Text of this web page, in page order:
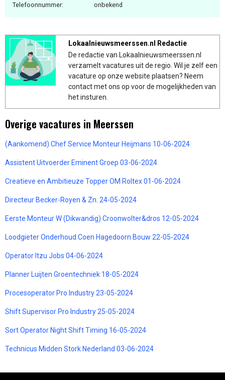
Telefoonnummer: onbekend
Lokaalnieuwsmeerssen.nl Redactie
De redactie van Lokaalnieuwsmeerssen.nl
verzamelt vacatures uit de regio. Wil je zelf een
vacature op onze website plaatsen? Neem
contact met ons op voor de mogelijkheden van
het insturen.
Overige vacatures in Meerssen
(Aankomend) Chef Service Monteur Heijmans 10-06-2024
Assistent Uitvoerder Eminent Groep 03-06-2024
Creatieve en Ambitieuze Topper OM Roltex 01-06-2024
Directeur Becker-Royen & Zn. 24-05-2024
Eerste Monteur W (Dikwandig) Croonwolter&dros 12-05-2024
Loodgieter Onderhoud Coen Hagedoorn Bouw 22-05-2024
Operator Itzu Jobs 04-06-2024
Planner Luijten Groentechniek 18-05-2024
Procesoperator Pro Industry 23-05-2024
Shift Supervisor Pro Industry 25-05-2024
Sort Operator Night Shift Timing 16-05-2024
Technicus Midden Stork Nederland 03-06-2024